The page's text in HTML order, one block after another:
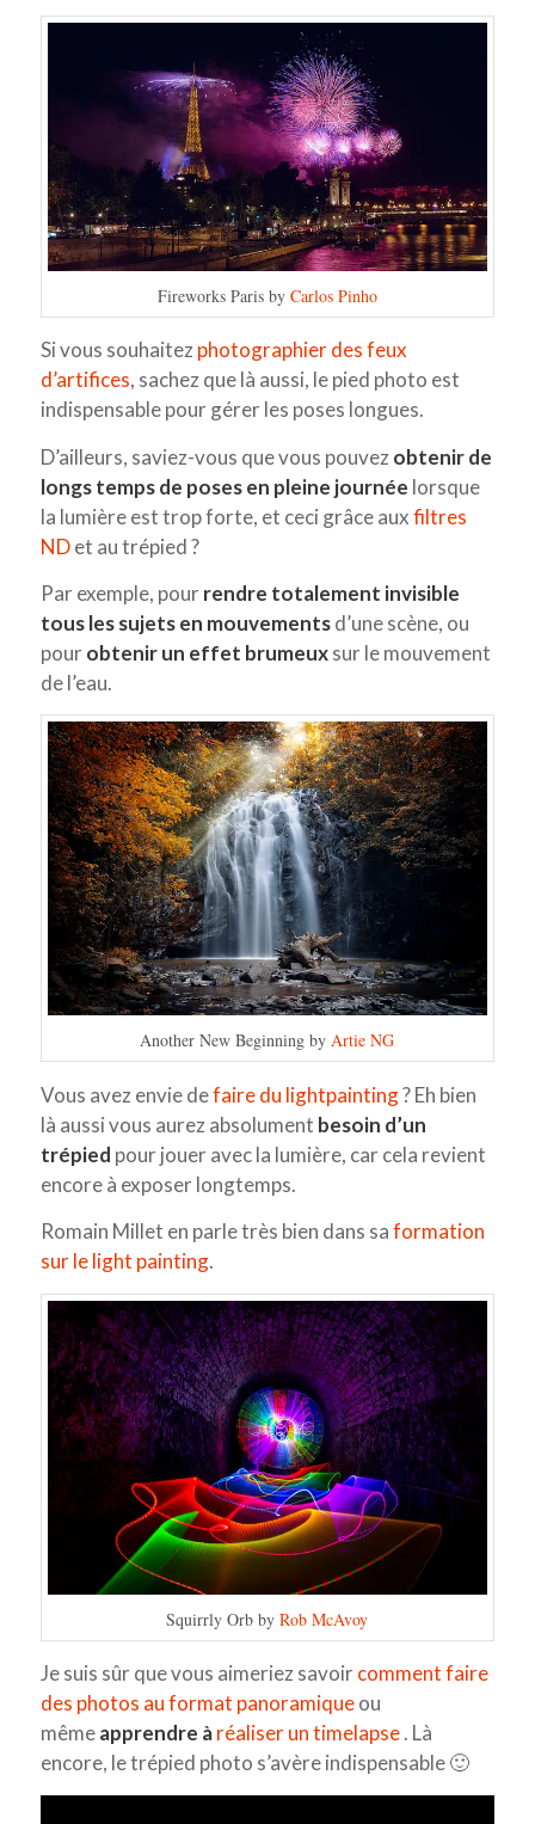
Fireworks Paris by Carlos Pinho
Si vous souhaitezphotographier des feux
d’artifices, sachez que là aussi, le pied photo est
indispensable pour gérer les poses longues.
D’ailleurs, saviez-vous que vous pouvezobtenir de
longs temps de poses en pleine journée lorsque
la lumière est trop forte, et ceci grâce auxfiltres
NDet au trépied ?
Par exemple, pourrendre totalement invisible
tous les sujets en mouvementsd’une scène, ou
pourobtenir un effet brumeuxsur le mouvement
de l’eau.
Another New Beginning byArtie NG
Vous avez envie defaire du lightpainting? Eh bien
là aussi vous aurez absolument besoin d’un
trépied pour jouer avec la lumière, car cela revient
encore à exposer longtemps.
Romain Millet en parle très bien dans saformation
sur le light painting.
Squirrly Orb byRob McAvoy
Je suis sûr que vous aimeriez savoircomment faire
des photos au format panoramiqueou
mêmeapprendre à réaliser un timelapse. Là
encore, le trépied photo s’avère indispensable 🙂